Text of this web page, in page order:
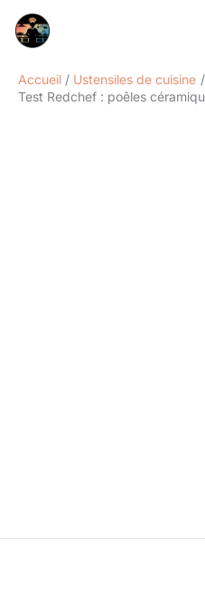
Accueil
Ustensiles de cuisine
Test Redchef : poêles
Rechercher